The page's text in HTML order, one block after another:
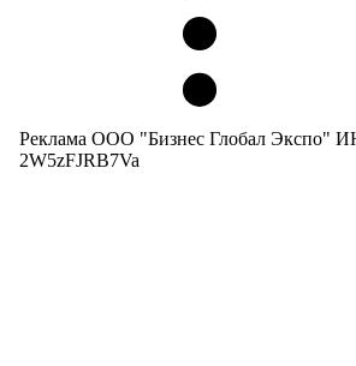
Реклама ООО "Бизнес Глобал Экспо"
2W5zFJRB7Va